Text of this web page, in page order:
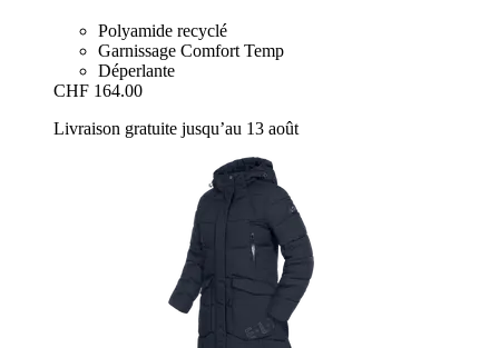
Polyamide recyclé
Garnissage Comfort Temp
Déperlante
CHF 164.00
Livraison gratuite jusqu’au 13 août